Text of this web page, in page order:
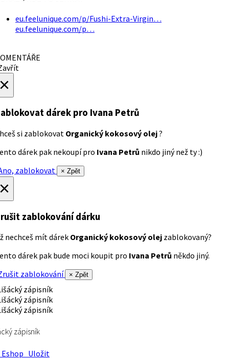
eu.feelunique.com/p/Fushi-Extra-Virgin…
eu.feelunique.com/p…
dárek pro Ivana Petrů
si zablokovat Organický kokosový olej?
dárek pak nekoupí pro Ivana Petrů nikdo jiný než ty :)
zablokovat
× Zpět
zablokování dárku
nechceš mít dárek Organický kokosový olej zablokovaný?
dárek pak bude moci koupit pro Ivana Petrů někdo jiný.
zablokování
× Zpět
zápisník
Uložit